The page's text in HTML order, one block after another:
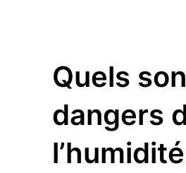
Quels
dangers